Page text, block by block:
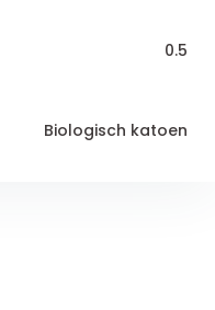
0.5
Biologisch katoen